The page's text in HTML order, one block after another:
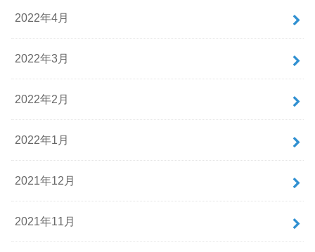
2022年4月
2022年3月
2022年2月
2022年1月
2021年12月
2021年11月